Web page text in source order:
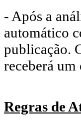
- Após a
automático
publicação.
receberá
Regras de